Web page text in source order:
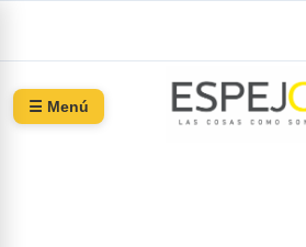
☰ Menú